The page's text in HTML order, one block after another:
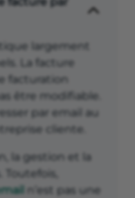
largement
La facture
facturation
être modifiable.
par email au
cliente.
la gestion et la
Toutefois,
n’est pas une